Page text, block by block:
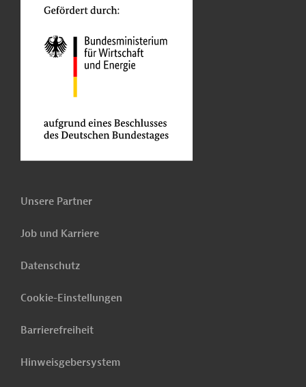
Unsere Partner
Job und Karriere
Datenschutz
Cookie-Einstellungen
Barrierefreiheit
Hinweisgebersystem